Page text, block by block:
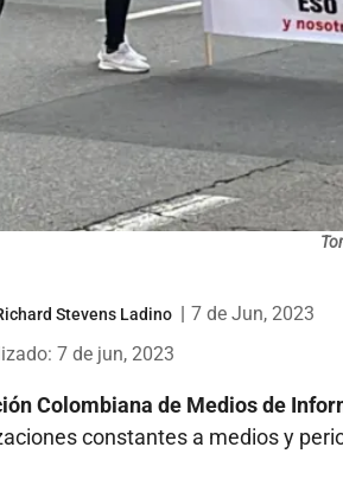
Stevens Ladino
7 de Jun, 2023
7 de jun, 2023
Colombiana de Medios de
constantes a medios y